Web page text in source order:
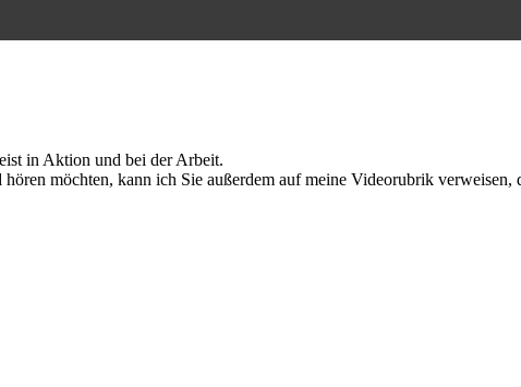
in Aktion und bei der Arbeit.
hören möchten, kann ich Sie außerdem auf meine Videorubrik